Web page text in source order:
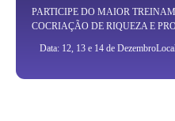
PARTICIPE DO MAIOR
COCRIAÇÃO DE RIQUEZA E
Data: 12, 13 e 14 de Dezembro